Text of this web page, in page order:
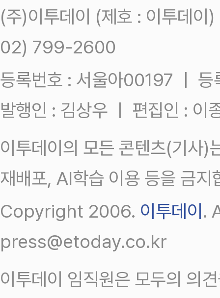
(주)이투데이 (제호 : 이투데
02) 799-2600
등록번호 : 서울아00197 ㅣ
발행인 : 김상우 ㅣ 편집인 : 이
이투데이의 모든 콘텐츠(기사)
재배포, AI학습 이용 등을 금지
Copyright 2006. 이투데이.
press@etoday.co.kr
이투데이 임직원은 모두의 의